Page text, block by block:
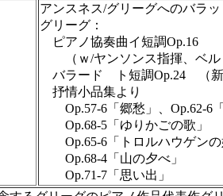
アンスネス/グリーグへのバラッ
グリーグ：
ピアノ協奏曲イ短調Op.16
（ｗ/ヤンソンス指揮、ベル
バラード ト短調Op.24 （新
抒情小品集より
Op.57-6「郷愁」、Op.62-6「
Op.68-5「ゆりかごの歌」
Op.65-6「トロルハウゲンの
Op.68-4「山の夕べ」
Op.71-7「思い出」